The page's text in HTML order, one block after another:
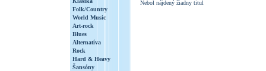
Folk/Country
World Music
Art-rock
Blues
Alternatíva
Rock
Hard & Heavy
Šansóny
Nebol nájdený žiadny titul